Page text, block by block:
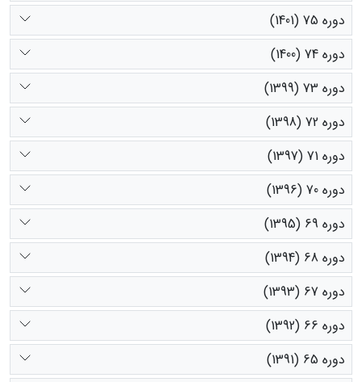
دوره 75 (1401)
دوره 74 (1400)
دوره 73 (1399)
دوره 72 (1398)
دوره 71 (1397)
دوره 70 (1396)
دوره 69 (1395)
دوره 68 (1394)
دوره 67 (1393)
دوره 66 (1392)
دوره 65 (1391)